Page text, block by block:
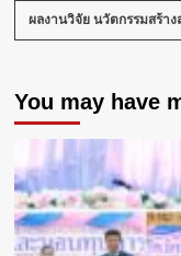
ผลงานวิจัย นวัตกรรมสร้าง
You may have